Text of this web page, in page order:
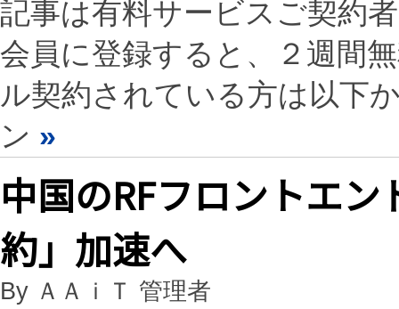
記事は有料サービスご契約
会員に登録すると、２週間
ル契約されている方は以下
ン »
中国のRFフロントエ
約」加速へ
By ＡＡｉＴ 管理者